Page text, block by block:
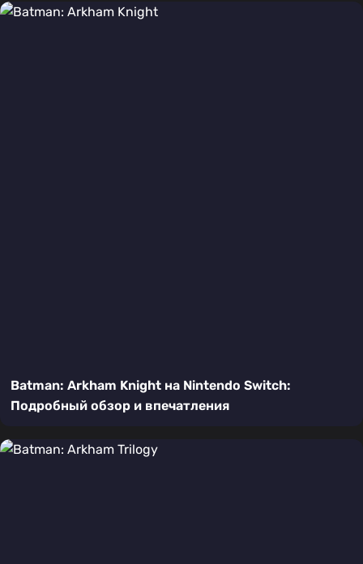
Batman: Arkham Knight на Nintendo Switch:
Подробный обзор и впечатления